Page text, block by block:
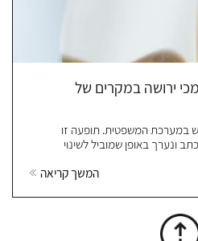
ירושה במקרים של
במערכת המשפטית. תופעה זו
באופן שמוביל לשינוי
המשך קריאה